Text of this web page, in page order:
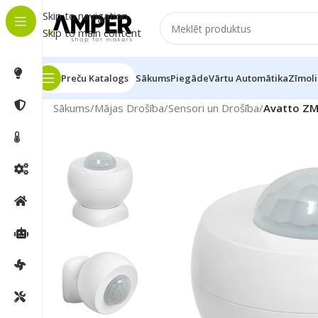
Skip to navigation
Skip to main content
Preču Katalogs SākumsPiegādeVārtu AutomātikaZīmoli
Sākums/Mājas Drošība/Sensori un Drošība/Avatto